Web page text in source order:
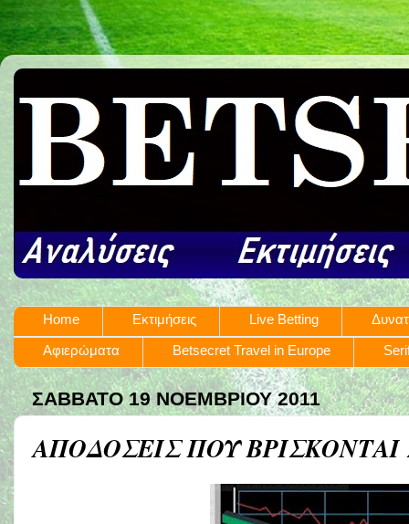
Home Εκτιμήσεις Live Betting
Αφιερώματα
Betsecret Travel in Europe
ΣΆΒΒΑΤΟ 19 ΝΟΕΜΒΡΊΟΥ 2011
ΑΠΟΔΟΣΕΙΣ ΠΟΥ